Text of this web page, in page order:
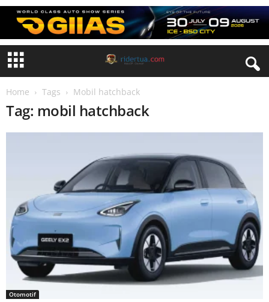
Home Tags Mobil hatchback
Tag: mobil hatchback
Otomotif